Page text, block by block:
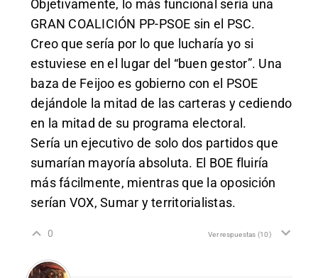
Objetivamente, lo más funcional sería una
GRAN COALICIÓN PP-PSOE sin el PSC.
Creo que sería por lo que lucharía yo si
estuviese en el lugar del “buen gestor”. Una
baza de Feijoo es gobierno con el PSOE
dejándole la mitad de las carteras y cediendo
en la mitad de su programa electoral.
Sería un ejecutivo de solo dos partidos que
sumarían mayoría absoluta. El BOE fluiría
más fácilmente, mientras que la oposición
serían VOX, Sumar y territorialistas.
0 Ver respuestas (10)